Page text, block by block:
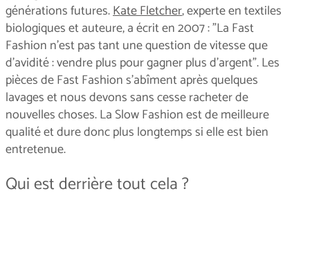
générations futures.Kate Fletcher, experte en textiles
biologiques et auteure, a écrit en 2007 : "La Fast
Fashion n'est pas tant une question de vitesse que
d'avidité : vendre plus pour gagner plus d'argent". Les
pièces de Fast Fashion s'abîment après quelques
lavages et nous devons sans cesse racheter de
nouvelles choses. La Slow Fashion est de meilleure
qualité et dure donc plus longtemps si elle est bien
entretenue.
Qui est derrière tout cela ?